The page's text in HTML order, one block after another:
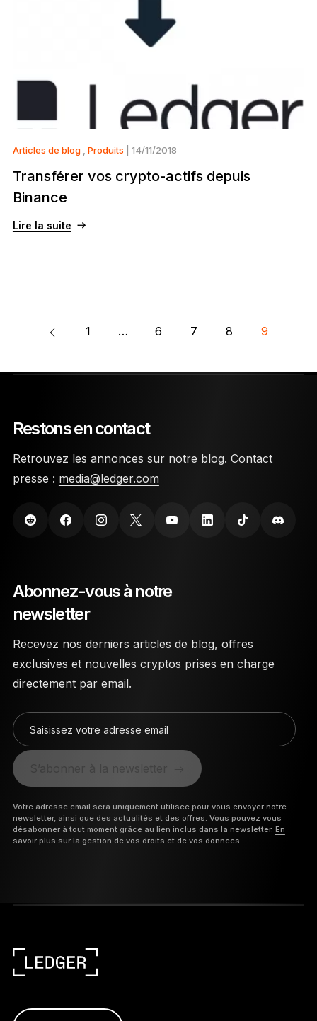
Articles de blog, Produits | 14/11/2018
Transférer vos crypto-actifs depuis
Binance
Lire la suite
1 … 6 7 8 9
Restons en contact
Retrouvez les annonces sur notre blog. Contact
presse : media@ledger.com
Abonnez-vous à notre
newsletter
Recevez nos derniers articles de blog, offres
exclusives et nouvelles cryptos prises en charge
directement par email.
Saisissez votre adresse email
S’abonner à la newsletter
Votre adresse email sera uniquement utilisée pour vous envoyer notre
newsletter, ainsi que des actualités et des offres. Vous pouvez vous
désabonner à tout moment grâce au lien inclus dans la newsletter. En
savoir plus sur la gestion de vos droits et de vos données.